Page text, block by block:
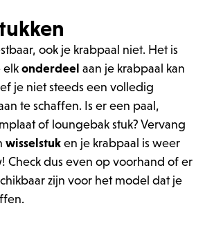
ook je krabpaal niet. Het is
elk onderdeel aan je krabpaal kan
je niet steeds een volledig
te schaffen. Is er een paal,
of loungebak stuk? Vervang
wisselstuk en je krabpaal is weer
Check dus even op voorhand of er
zijn voor het model dat je
Functionaliteits
cookies maken
van de website mogelijk,
en accountbeheer.
noodzakelijke cookies kan de
correct worden gebruikt.
Provider /
Domein
PHP.net
.zowizoo.be